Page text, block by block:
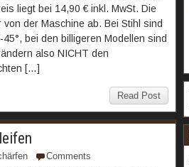
liegt bei 14,90 € inkl. MwSt. Die
von der Maschine ab. Bei Stihl sind
bei den billigeren Modellen sind
also NICHT den
[…]
Read Post
Comments